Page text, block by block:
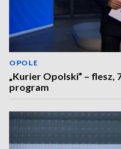
OPOLE
„Kurier Opolski” – flesz,
program